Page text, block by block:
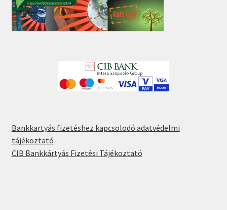
Bankkartyás fizetéshez kapcsolodó adatvédelmi
tájékoztató
CIB Bankkártyás Fizetési Tájékoztató